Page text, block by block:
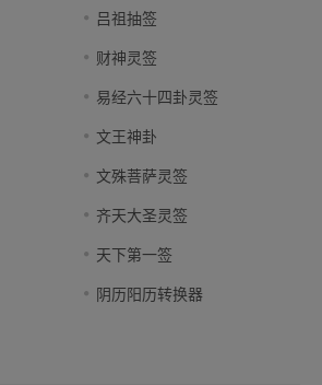
吕祖抽签
财神灵签
易经六十四卦灵签
文王神卦
文殊菩萨灵签
齐天大圣灵签
天下第一签
阴历阳历转换器